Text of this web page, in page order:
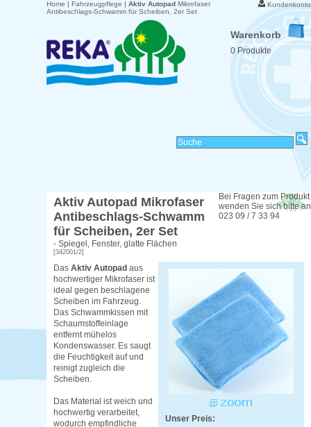
Kundenkonto
Warenkorb
0 Produkte
Home |Fahrzeugpflege |Aktiv Autopad Mikrofaser
Antibeschlags-Schwamm für Scheiben, 2er Set
Bei Fragen zum Produkt
wenden Sie sich bitte an
023 09 / 7 33 94
Aktiv Autopad Mikrofaser
Antibeschlags-Schwamm
für Scheiben, 2er Set
- Spiegel, Fenster, glatte Flächen
[342001/2]
Unser Preis:
DasAktiv Autopad aus
hochwertiger Mikrofaser ist
ideal gegen beschlagene
Scheiben im Fahrzeug.
Das Schwammkissen mit
Schaumstoffeinlage
entfernt mühelos
Kondenswasser. Es saugt
die Feuchtigkeit auf und
reinigt zugleich die
Scheiben.
Das Material ist weich und
hochwertig verarbeitet,
wodurch empfindliche